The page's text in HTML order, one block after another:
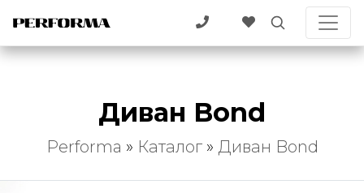
Диван Bond
Performa » Каталог » Диван Bond